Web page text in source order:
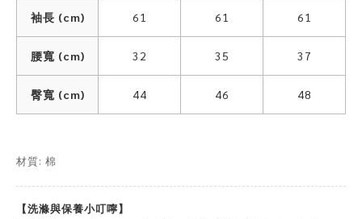
袖長 (cm) 61 61 61
腰寬 (cm) 32 35 37
臀寬 (cm) 44 46 48
材質: 棉
【洗滌與保養小叮嚀】